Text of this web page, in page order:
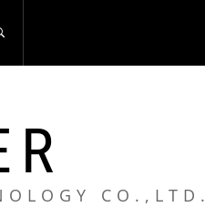
CO.,LTD.